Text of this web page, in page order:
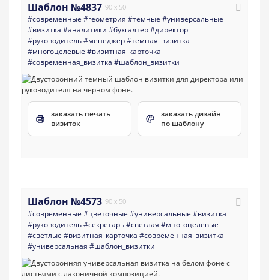
Шаблон №4837 90 x 50
#современные #геометрия #темные #универсальные
#визитка #аналитики #бухгалтер#директор
#руководитель#менеджер#темная_визитка
#многоцелевые #визитная_карточка
#современная_визитка #шаблон_визитки
заказать печать
визиток
заказать дизайн
по шаблону
Шаблон №4573 90 x 50
#современные #цветочные #универсальные #визитка
#руководитель#секретарь#светлая #многоцелевые
#светлые #визитная_карточка #современная_визитка
#универсальная #шаблон_визитки